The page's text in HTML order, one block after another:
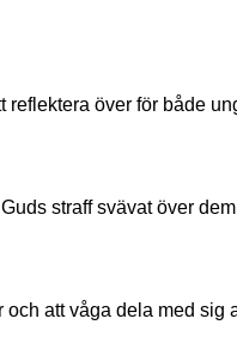
över för både
straff svävat över
att våga dela med sig